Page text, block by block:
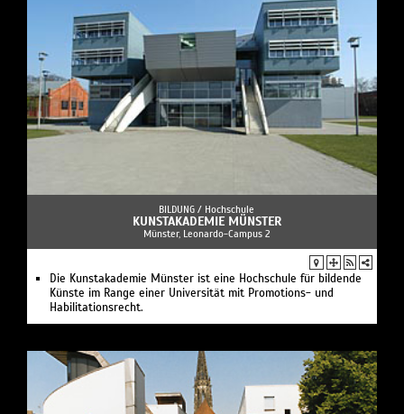
BILDUNG / Hochschule
KUNSTAKADEMIE MÜNSTER
Münster, Leonardo-Campus 2
Die Kunstakademie Münster ist eine Hochschule für bildende
Künste im Range einer Universität mit Promotions- und
Habilitationsrecht.